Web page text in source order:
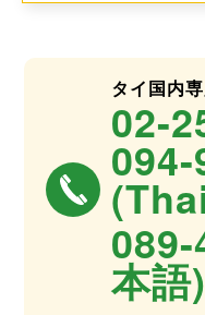
タイ国内
02-
本語)